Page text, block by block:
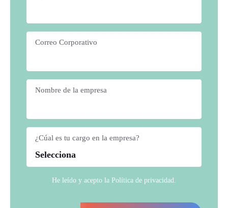
Correo Corporativo
Nombre de la empresa
¿Cúal es tu cargo en la empresa?
He leído y acepto la Política de privacidad